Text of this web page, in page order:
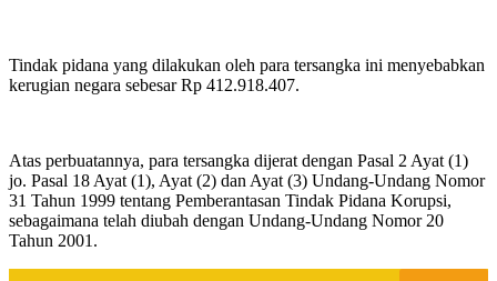
Tindak pidana yang dilakukan oleh para tersangka ini menyebabkan
kerugian negara sebesar Rp 412.918.407.
Atas perbuatannya, para tersangka dijerat dengan Pasal 2 Ayat (1)
jo. Pasal 18 Ayat (1), Ayat (2) dan Ayat (3) Undang-Undang Nomor
31 Tahun 1999 tentang Pemberantasan Tindak Pidana Korupsi,
sebagaimana telah diubah dengan Undang-Undang Nomor 20
Tahun 2001.